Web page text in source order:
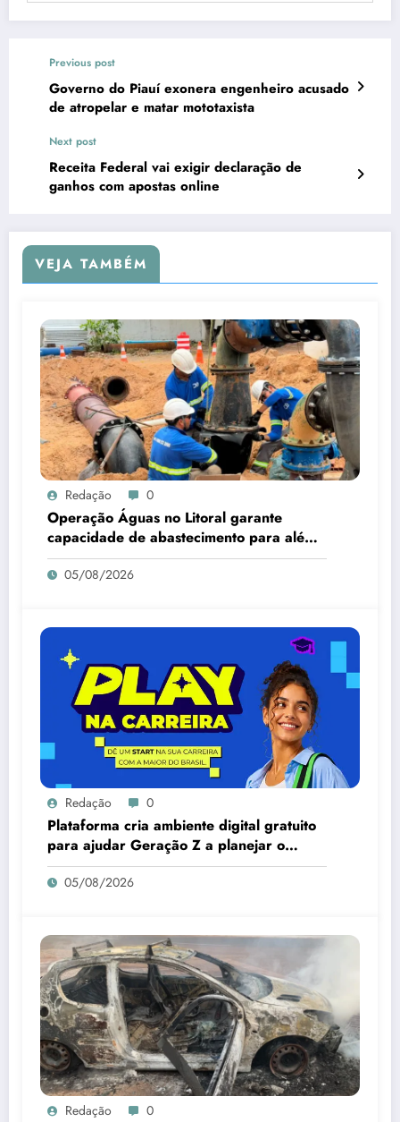
Previous post
Governo do Piauí exonera engenheiro acusado
de atropelar e matar mototaxista
Next post
Receita Federal vai exigir declaração de
ganhos com apostas online
VEJA TAMBÉM
Redação 0
Operação Águas no Litoral garante
capacidade de abastecimento para além
da alta temporada
05/08/2026
Redação 0
Plataforma cria ambiente digital gratuito
para ajudar Geração Z a planejar o
futuro
05/08/2026
Redação 0